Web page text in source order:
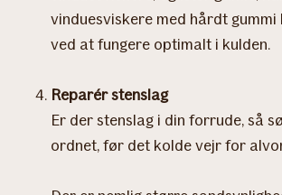
vinduesviskere med hårdt
ved at fungere optimalt i kulden.
Reparér stenslag
Er der stenslag i din forrude, så
ordnet, før det kolde vejr for